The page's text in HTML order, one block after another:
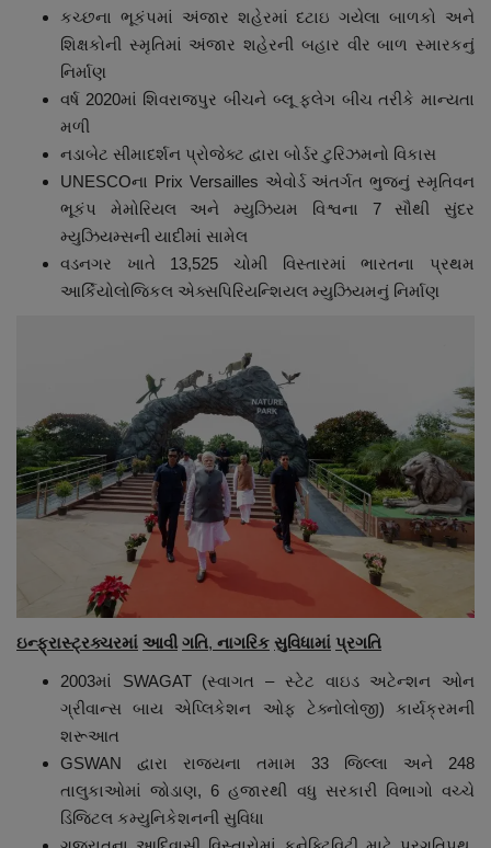
કચ્છના ભૂકંપમાં અંજાર શહેરમાં દટાઇ ગયેલા બાળકો અને
શિક્ષકોની સ્મૃતિમાં અંજાર શહેરની બહાર વીર બાળ સ્મારકનું
નિર્માણ
વર્ષ 2020માં શિવરાજપુર બીચને બ્લૂ ફ્લેગ બીચ તરીકે માન્યતા
મળી
નડાબેટ સીમાદર્શન પ્રોજેક્ટ દ્વારા બોર્ડર ટુરિઝમનો વિકાસ
UNESCOના Prix Versailles એવોર્ડ અંતર્ગત ભુજનું સ્મૃતિવન
ભૂકંપ મેમોરિયલ અને મ્યુઝિયમ વિશ્વના 7 સૌથી સુંદર
મ્યુઝિયમ્સની યાદીમાં સામેલ
વડનગર ખાતે 13,525 ચોમી વિસ્તારમાં ભારતના પ્રથમ
આર્કિયોલોજિકલ એક્સપિરિયન્શિયલ મ્યુઝિયમનું નિર્માણ
ઇન્ફ્રાસ્ટ્રક્ચરમાં આવી ગતિ, નાગરિક સુવિધામાં પ્રગતિ
2003માં SWAGAT (સ્વાગત – સ્ટેટ વાઇડ અટેન્શન ઓન
ગ્રીવાન્સ બાય એપ્લિકેશન ઓફ ટેક્નોલોજી) કાર્યક્રમની
શરૂઆત
GSWAN દ્વારા રાજ્યના તમામ 33 જિલ્લા અને 248
તાલુકાઓમાં જોડાણ, 6 હજારથી વધુ સરકારી વિભાગો વચ્ચે
ડિજિટલ કમ્યુનિકેશનની સુવિધા